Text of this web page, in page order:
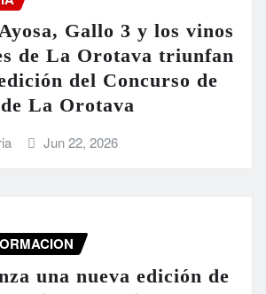
Gallo 3 y los vinos
de La Orotava triunfan
del Concurso de
La Orotava
Jun 22, 2026
una nueva edición de